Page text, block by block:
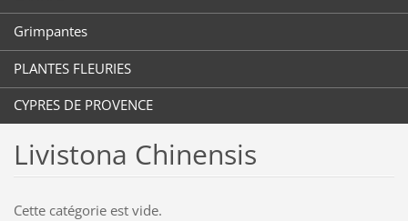
Grimpantes
PLANTES FLEURIES
CYPRES DE PROVENCE
Livistona Chinensis
Cette catégorie est vide.